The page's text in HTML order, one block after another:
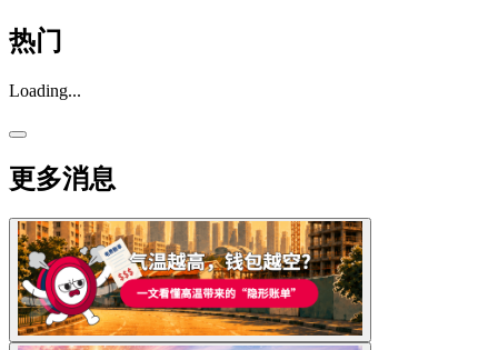
热门
Loading...
更多消息